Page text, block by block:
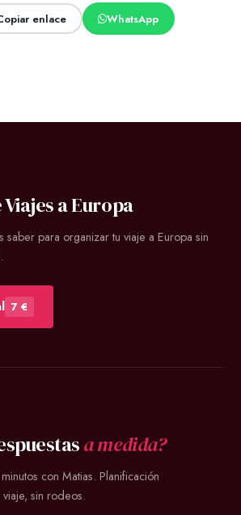
enlace WhatsApp
a Europa
saber para organizar tu viaje a Europa sin
7 €
a medida?
con Matias. Planificación
sin rodeos.